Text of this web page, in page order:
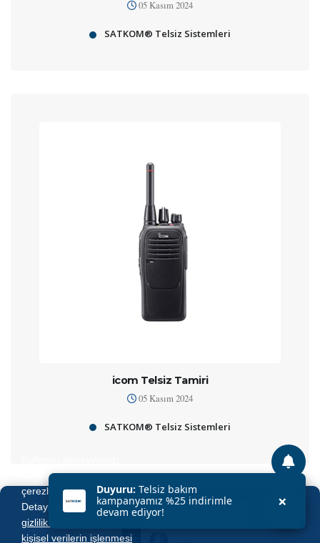
05 Kasım 2024
SATKOM® Telsiz Sistemleri
icom Telsiz Tamiri
05 Kasım 2024
SATKOM® Telsiz Sistemleri
Duyuru: Telsiz bakım
kampanyamız %25 indirimle
devam ediyor!
×
artırmak için sitemizde
çerezler kullanıyoruz.
Detaylı bilgi için
çerez ve
gizlilik politikamızı
kişisel verilerin işlenmesi
Kabul Ediyorum